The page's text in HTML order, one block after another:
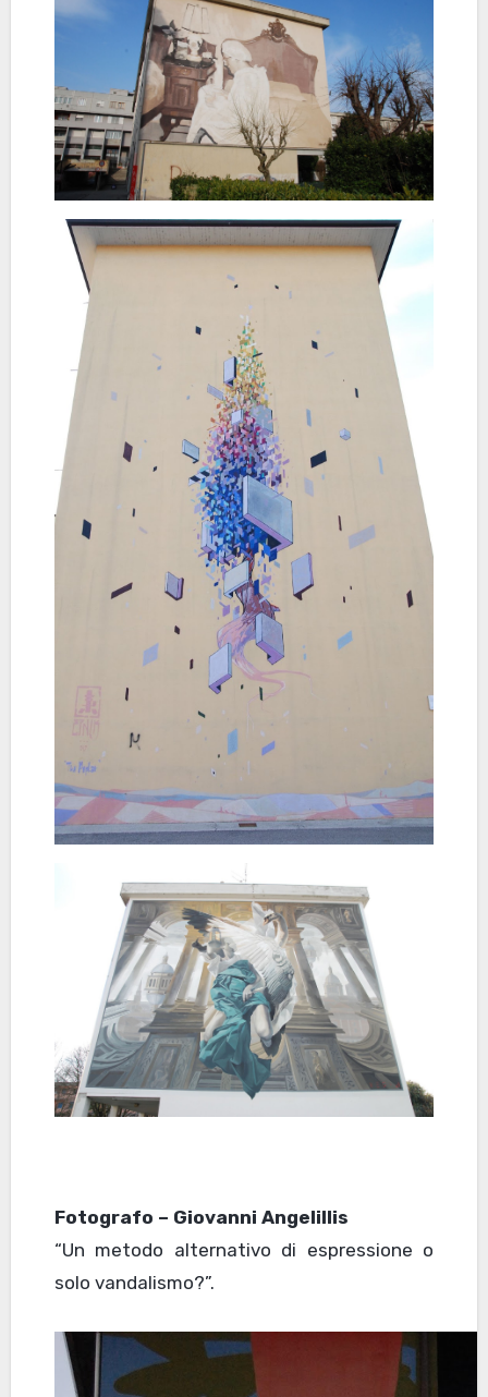
Fotografo – Giovanni Angelillis
“Un metodo alternativo di espressione o
solo vandalismo?”.